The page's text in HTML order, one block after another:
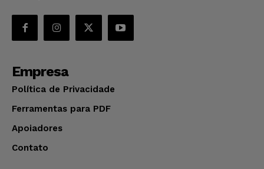
Empresa
Política de Privacidade
Ferramentas para PDF
Apoiadores
Contato